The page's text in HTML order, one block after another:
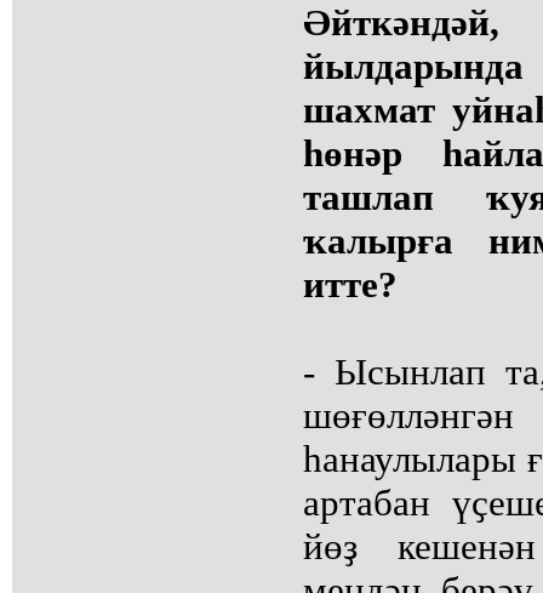
шахмат
һөнәр
ташлап
ҡалырға
итте?
- Ысынлап
һанаулылары
артабан
йөҙ